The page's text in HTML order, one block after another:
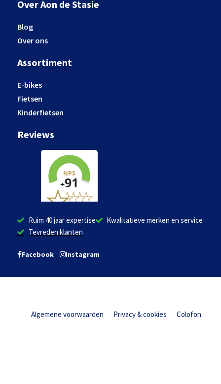
Over Aon de Stasie
Blog
Over ons
Assortiment
E-bikes
Fietsen
Kinderfietsen
Reviews
Ruim 40 jaar expertise
Kwalitatieve merken en service
Tevreden klanten
Facebook Instagram
Algemene voorwaarden Privacy & cookies Colofon